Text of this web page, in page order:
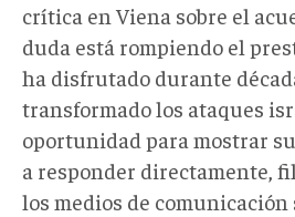
crítica en Viena sobre el
duda está rompiendo el
ha disfrutado durante
transformado los ataques
oportunidad para mostrar
a responder directamente,
los medios de